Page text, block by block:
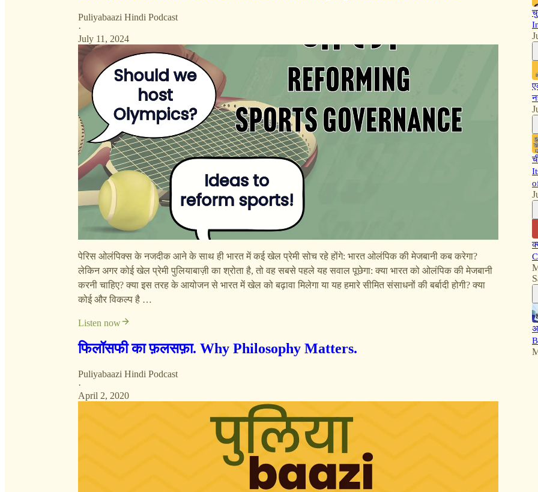
Puliyabaazi Hindi Podcast
·
July 11, 2024
पेरिस ओलंपिक्स के नजदीक आने के साथ ही भारत में कई खेल प्रेमी सोच रहे होंगे: भारत ओलंपिक की मेजबानी कब करेगा?
लेकिन अगर कोई खेल प्रेमी पुलियाबाज़ी का श्रोता है, तो वह सबसे पहले यह सवाल पूछेगा: क्या भारत को ओलंपिक की मेजबानी
करनी चाहिए? क्या इस तरह के आयोजन से भारत में खेल को बढ़ावा मिलेगा या यह हमारे सीमित संसाधनों की बर्बादी होगी? क्या
कोई और विकल्प है …
Listen now
फिलॉसफी का फ़लसफ़ा. Why Philosophy Matters.
Puliyabaazi Hindi Podcast
·
April 2, 2020